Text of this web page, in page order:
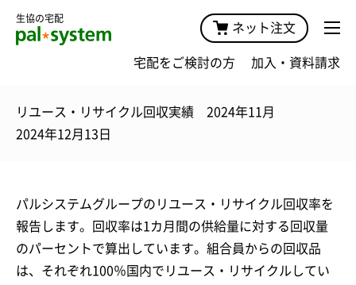
生協の宅配
ネット注文
宅配をご検討の方 加入・資料請求
リユース・リサイクル回収実績 2024年11月
2024年12月13日
パルシステムグループのリユース・リサイクル回収率を
報告します。回収率は1カ月間の供給量に対する回収量
のパーセントで算出しています。組合員からの回収品
は、それぞれ100％国内でリユース・リサイクルしてい